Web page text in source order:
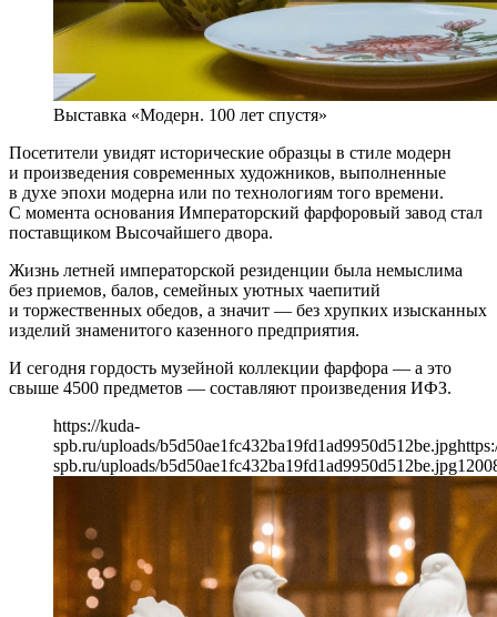
Выставка «Модерн. 100 лет спустя»
Посетители увидят исторические образцы в стиле модерн
и произведения современных художников, выполненные
в духе эпохи модерна или по технологиям того времени.
С момента основания Императорский фарфоровый завод стал
поставщиком Высочайшего двора.
Жизнь летней императорской резиденции была немыслима
без приемов, балов, семейных уютных чаепитий
и торжественных обедов, а значит — без хрупких изысканных
изделий знаменитого казенного предприятия.
И сегодня гордость музейной коллекции фарфора — а это
свыше 4500 предметов — составляют произведения ИФЗ.
https://kuda-
spb.ru/uploads/b5d50ae1fc432ba19fd1ad9950d512be.jpg
spb.ru/uploads/b5d50ae1fc432ba19fd1ad9950d512be.jpg1200